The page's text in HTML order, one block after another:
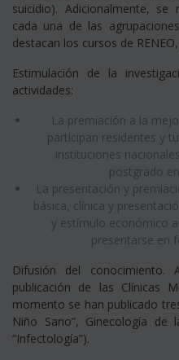
suicidio). Adicionalmente, se
cada una de las
destacan los cursos de
Estimulación de la
actividades:
La premiación a la
participan residentes y
instituciones
postgrado
La presentación y
básica, clínica y
y estímulo económico
presentarse en
Difusión del
publicación de las Clínicas
momento se han publicado
Niño Sano”, Ginecología
“Infectología”).